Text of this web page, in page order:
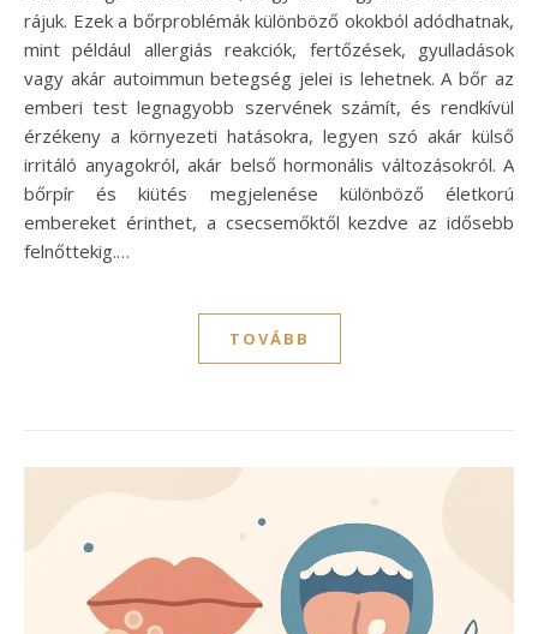
rájuk. Ezek a bőrproblémák különböző okokból adódhatnak,
mint például allergiás reakciók, fertőzések, gyulladások
vagy akár autoimmun betegség jelei is lehetnek. A bőr az
emberi test legnagyobb szervének számít, és rendkívül
érzékeny a környezeti hatásokra, legyen szó akár külső
irritáló anyagokról, akár belső hormonális változásokról. A
bőrpír és kiütés megjelenése különböző életkorú
embereket érinthet, a csecsemőktől kezdve az idősebb
felnőttekig.…
TOVÁBB